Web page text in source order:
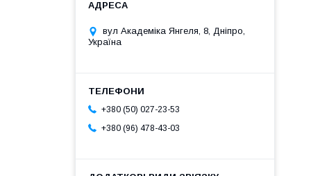
вул Академіка Янгеля, 8, Дніпро,
Україна
+380 (50) 027-23-53
+380 (96) 478-43-03